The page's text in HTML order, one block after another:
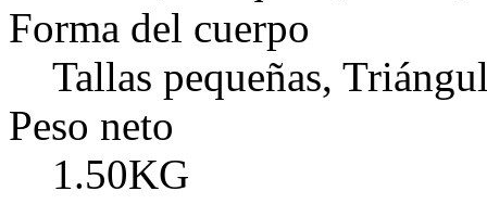
Forma del cuerpo
Tallas pequeñas,
Peso neto
1.50KG